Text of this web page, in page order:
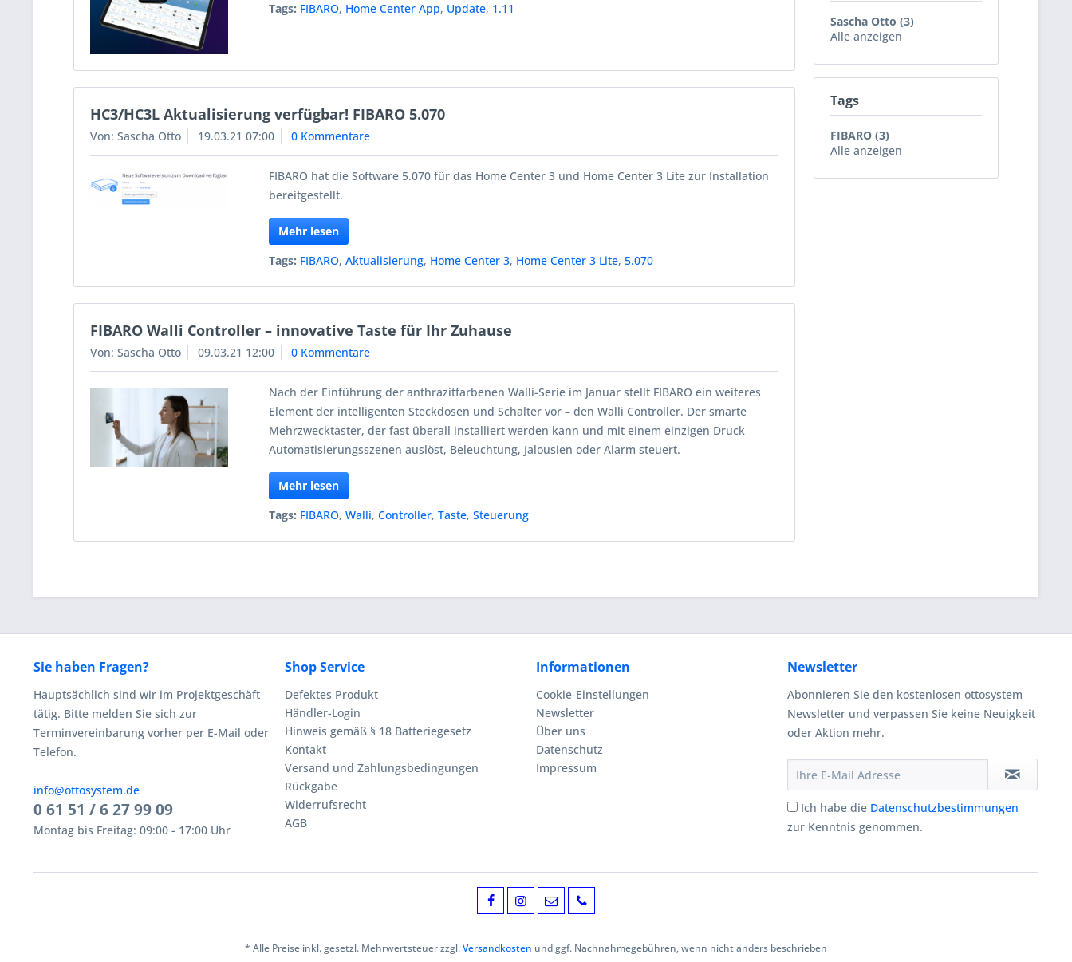
Sascha Otto (3)
Alle anzeigen
Tags
FIBARO (3)
Alle anzeigen
Tags: FIBARO, Home Center App, Update, 1.11
HC3/HC3L Aktualisierung verfügbar! FIBARO 5.070
Von: Sascha Otto 19.03.21 07:00 0 Kommentare
FIBARO hat die Software 5.070 für das Home Center 3 und Home Center 3 Lite zur Installation
bereitgestellt.
Mehr lesen
Tags: FIBARO,Aktualisierung, Home Center 3, Home Center 3 Lite,5.070
FIBARO Walli Controller – innovative Taste für Ihr Zuhause
Von: Sascha Otto 09.03.21 12:00 0 Kommentare
Nach der Einführung der anthrazitfarbenen Walli-Serie im Januar stellt FIBARO ein weiteres
Element der intelligenten Steckdosen und Schalter vor – den Walli Controller. Der smarte
Mehrzwecktaster, der fast überall installiert werden kann und mit einem einzigen Druck
Automatisierungsszenen auslöst, Beleuchtung, Jalousien oder Alarm steuert.
Mehr lesen
Tags: FIBARO,Walli,Controller,Taste,Steuerung
Sie haben Fragen?
Hauptsächlich sind wir im Projektgeschäft
tätig. Bitte melden Sie sich zur
Terminvereinbarung vorher per E-Mail oder
Telefon.
info@ottosystem.de
0 61 51 / 6 27 99 09
Montag bis Freitag: 09:00 - 17:00 Uhr
Shop Service
Defektes Produkt
Händler-Login
Hinweis gemäß § 18 Batteriegesetz
Kontakt
Versand und Zahlungsbedingungen
Rückgabe
Widerrufsrecht
AGB
Informationen
Cookie-Einstellungen
Newsletter
Über uns
Datenschutz
Impressum
Newsletter
Abonnieren Sie den kostenlosen ottosystem
Newsletter und verpassen Sie keine Neuigkeit
oder Aktion mehr.
Ich habe die Datenschutzbestimmungen
zur Kenntnis genommen.
* Alle Preise inkl. gesetzl. Mehrwertsteuer zzgl.Versandkosten und ggf. Nachnahmegebühren, wenn nicht anders beschrieben